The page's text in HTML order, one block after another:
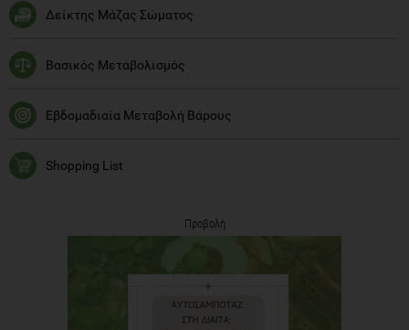
Δείκτης Μάζας Σώματος
Βασικός Μεταβολισμός
Εβδομαδιαία Μεταβολή Βάρους
Shopping List
Προβολή